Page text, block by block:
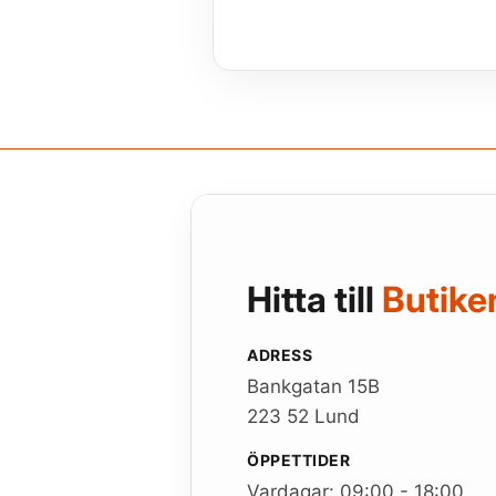
Hitta till
ADRESS
Bankgatan 15B
223 52 Lund
ÖPPETTIDER